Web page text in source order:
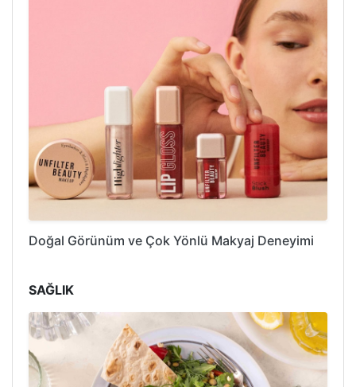
Doğal Görünüm ve Çok Yönlü Makyaj Deneyimi
SAĞLIK